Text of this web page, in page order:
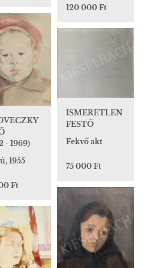
120 000 Ft
- 1969)
1955
Ft
ISMERETLEN
FESTŐ
Fekvő akt
75 000 Ft